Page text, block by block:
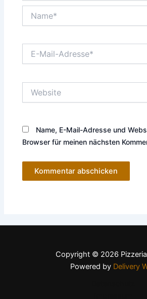
Mail-
Name, E-Mail-Adresse und
Browser für meinen nächsten
Copyright © 2026 Pizzeria
Powered by Delivery